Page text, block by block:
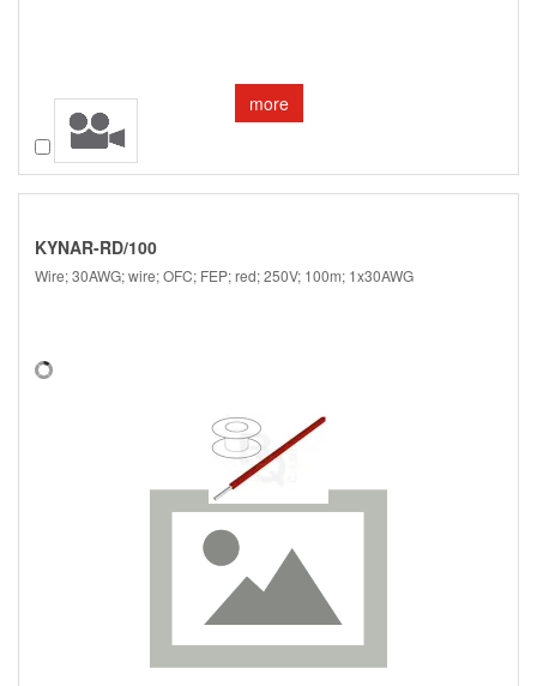
more
Compare
KYNAR-RD/100
Wire; 30AWG; wire; OFC; FEP; red; 250V; 100m; 1x30AWG